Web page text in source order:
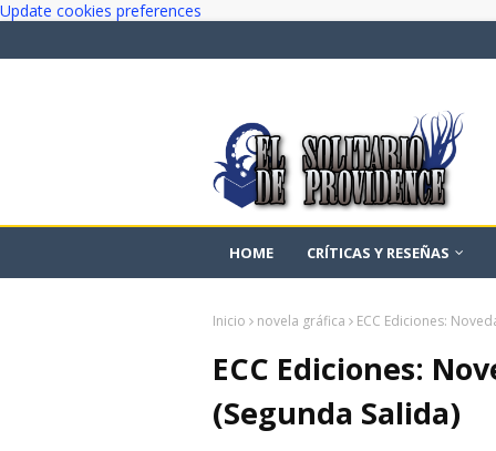
Update cookies preferences
HOME CRÍTICAS Y RESEÑAS
Inicio novela gráfica ECC Ediciones:
ECC Ediciones:
(Segunda Salida)